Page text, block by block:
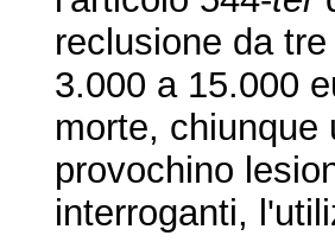
reclusione da
3.000 a 15.000
morte,
provochino
interroganti,